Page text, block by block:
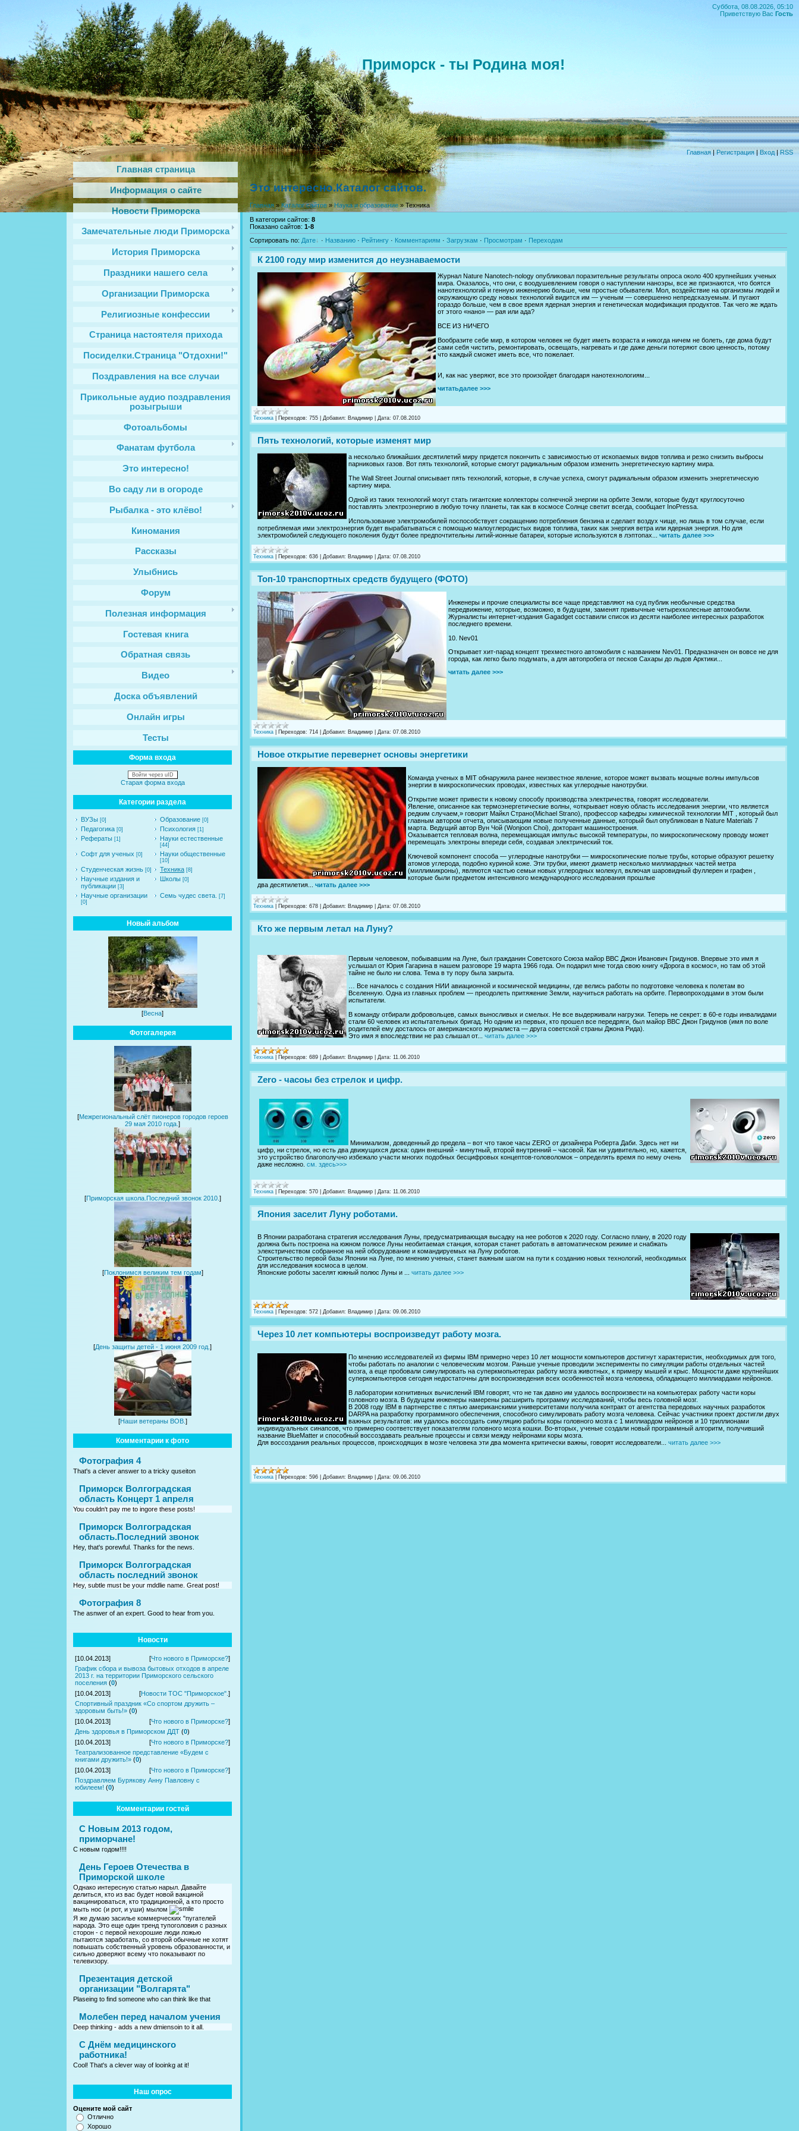
Суббота, 08.08.2026, 05:10
Приветствую Вас Гость
Приморск - ты Родина моя!
Главная|Регистрация|Вход|RSS
Главная страница
Информация о сайте
Новости Приморска
Замечательные люди Приморска
История Приморска
Праздники нашего села
Организации Приморска
Религиозные конфессии
Cтраница настоятеля прихода
Посиделки.Страница "Отдохни!"
Поздравления на все случаи
Прикольные аудио поздравления
розыгрыши
Фотоальбомы
Фанатам футбола
Это интересно!
Во саду ли в огороде
Рыбалка - это клёво!
Киномания
Рассказы
Улыбнись
Форум
Полезная информация
Гостевая книга
Обратная связь
Видео
Доска объявлений
Онлайн игры
Тесты
Форма входа
Войти через uID
Старая форма входа
Категории раздела
ВУЗы [0] Образование [0]
Педагогика [0] Психология [1]
Рефераты [1] Науки естественные
[44]
Софт для ученых [0] Науки общественные
[10]
Студенческая жизнь [0] Техника [8]
Научные издания и
публикации [3]
Школы [0]
Научные организации
[0]
Семь чудес света. [7]
Новый альбом
[Весна]
Фотогалерея
[Межрегиональный слёт пионеров городов героев
29 мая 2010 года. ]
[Приморская школа.Последний звонок 2010. ]
[Поклонимся великим тем годам]
[День защиты детей - 1 июня 2009 год. ]
[Наши ветераны ВОВ. ]
Комментарии к фото
Фотография 4
That's a clever answer to a tricky quseiton
Приморск Волгоградская
область Концерт 1 апреля
You couldn't pay me to ingore these posts!
Приморск Волгоградская
область.Последний звонок
Hey, that's porewful. Thanks for the news.
Приморск Волгоградская
область последний звонок
Hey, subtle must be your mddlie name. Great post!
Фотография 8
The asnwer of an expert. Good to hear from you.
Новости
[10.04.2013] [Что нового в Приморске?]
График сбора и вывоза бытовых отходов в апреле
2013 г. на территории Приморского сельского
поселения (0)
[10.04.2013]
[Новости ТОС "Приморское". ]
Спортивный праздник «Со спортом дружить –
здоровым быть!» (0)
[10.04.2013]
[Что нового в Приморске?]
День здоровья в Приморском ДДТ (0)
[10.04.2013]
[Что нового в Приморске?]
Театрализованное представление «Будем с
книгами дружить!» (0)
[10.04.2013]
[Что нового в Приморске?]
Поздравляем Бурякову Анну Павловну с
юбилеем! (0)
Комментарии гостей
С Новым 2013 годом,
приморчане!
С новым годом!!!!
День Героев Отечества в
Приморской школе
Однако интересную статью нарыл. Давайте
делиться, кто из вас будет новой вакциной
вакцинироваться, кто традиционной, а кто просто
мыть нос (и рот, и уши) мылом
Я же думаю засилье коммерческих "пугателей
народа. Это еще один тренд тупоголовия с разных
сторон - с первой нехорошие люди ложью
пытаются заработать, со второй обычные не хотят
повышать собственный уровень образованности, и
сильно доверяют всему что показывают по
телевизору.
Презентация детской
организации "Волгарята"
Plaseing to find someone who can think like that
Молебен перед началом учения
Deep thinking - adds a new dmiensoin to it all.
C Днём медицинского
работника!
Cool! That's a clever way of looinkg at it!
Наш опрос
Оцените мой сайт
Отлично
Хорошо
Это интересно.Каталог сайтов.
Главная»Каталог сайтов»Наука и образование» Техника
В категории сайтов: 8
Показано сайтов: 1-8
Сортировать по: Дате · Названию · Рейтингу · Комментариям · Загрузкам · Просмотрам · Переходам
К 2100 году мир изменится до неузнаваемости
Журнал Nature Nanotech-nology опубликовал поразительные результаты опроса около 400 крупнейших ученых
мира. Оказалось, что они, с воодушевлением говоря о наступлении наноэры, все же признаются, что боятся
нанотехнологий и генную инженерию больше, чем простые обыватели. Мол, воздействие на организмы людей и
окружающую среду новых технологий видится им — ученым — совершенно непредсказуемым. И пугают
гораздо больше, чем в свое время ядерная энергия и генетическая модификация продуктов. Так чего же ждать
от этого «нано» — рая или ада?
ВСЕ ИЗ НИЧЕГО
Вообразите себе мир, в котором человек не будет иметь возраста и никогда ничем не болеть, где дома будут
сами себя чистить, ремонтировать, освещать, нагревать и где даже деньги потеряют свою ценность, потому
что каждый сможет иметь все, что пожелает.
И, как нас уверяют, все это произойдет благодаря нанотехнологиям...
читатьдалее >>>
Техника Переходов: 755 Добавил: Владимир Дата: 07.08.2010
Пять технологий, которые изменят мир
а несколько ближайших десятилетий миру придется покончить с зависимостью от ископаемых видов топлива и резко снизить выбросы
парниковых газов. Вот пять технологий, которые смогут радикальным образом изменить энергетическую картину мира.
The Wall Street Journal описывает пять технологий, которые, в случае успеха, смогут радикальным образом изменить энергетическую
картину мира.
Одной из таких технологий могут стать гигантские коллекторы солнечной энергии на орбите Земли, которые будут круглосуточно
поставлять электроэнергию в любую точку планеты, так как в космосе Солнце светит всегда, сообщает InoPressa.
Использование электромобилей поспособствует сокращению потребления бензина и сделает воздух чище, но лишь в том случае, если
потребляемая ими электроэнергия будет вырабатываться с помощью малоуглеродистых видов топлива, таких как энергия ветра или ядерная энергия. Но для
электромобилей следующего поколения будут более предпочтительны литий-ионные батареи, которые используются в лэптопах... читать далее >>>
Техника Переходов: 636 Добавил: Владимир Дата: 07.08.2010
Топ-10 транспортных средств будущего (ФОТО)
Инженеры и прочие специалисты все чаще представляют на суд публик необычные средства
передвижение, которые, возможно, в будущем, заменят привычные четырехколесные автомобили.
Журналисты интернет-издания Gagadget составили список из десяти наиболее интересных разработок
последнего времени.
10. Nev01
Открывает хит-парад концепт трехместного автомобиля с названием Nev01. Предназначен он вовсе не для
города, как легко было подумать, а для автопробега от песков Сахары до льдов Арктики...
читать далее >>>
Техника Переходов: 714 Добавил: Владимир Дата: 07.08.2010
Новое открытие перевернет основы энергетики
Команда ученых в MIT обнаружила ранее неизвестное явление, которое может вызвать мощные волны импульсов
энергии в микроскопических проводах, известных как углеродные нанотрубки.
Открытие может привести к новому способу производства электричества, говорят исследователи.
Явление, описанное как термоэнергетические волны, «открывает новую область исследования энергии, что является
редким случаем,» говорит Майкл Страно(Michael Strano), профессор кафедры химической технологии MIT , который был
главным автором отчета, описывающим новые полученные данные, который был опубликован в Nature Materials 7
марта. Ведущий автор Вун Чой (Wonjoon Choi), докторант машиностроения.
Оказывается тепловая волна, перемещающая импульс высокой температуры, по микроскопическому проводу может
перемещать электроны впереди себя, создавая электрический ток.
Ключевой компонент способа — углеродные нанотрубки — микроскопические полые трубы, которые образуют решетку
атомов углерода, подобно куриной коже. Эти трубки, имеют диаметр несколько миллиардных частей метра
(миллимикроны), являются частью семьи новых углеродных молекул, включая шаровидный фуллерен и графен ,
которые были предметом интенсивного международного исследования прошлые
два десятилетия... читать далее >>>
Техника Переходов: 678 Добавил: Владимир Дата: 07.08.2010
Кто же первым летал на Луну?
Первым человеком, побывавшим на Луне, был гражданин Советского Союза майор ВВС Джон Иванович Гридунов. Впервые это имя я
услышал от Юрия Гагарина в нашем разговоре 19 марта 1966 года. Он подарил мне тогда свою книгу «Дорога в космос», но там об этой
тайне не было ни слова. Тема в ту пору была закрыта.
… Все началось с создания НИИ авиационной и космической медицины, где велись работы по подготовке человека к полетам во
Вселенную. Одна из главных проблем — преодолеть притяжение Земли, научиться работать на орбите. Первопроходцами в этом были
испытатели.
В команду отбирали добровольцев, самых выносливых и смелых. Не все выдерживали нагрузки. Теперь не секрет: в 60-е годы инвалидами
стали 60 человек из испытательных бригад. Но одним из первых, кто прошел все передряги, был майор ВВС Джон Гридунов (имя по воле
родителей ему досталось от американского журналиста — друга советской страны Джона Рида).
Это имя я впоследствии не раз слышал от... читать далее >>>
Техника Переходов: 689 Добавил: Владимир Дата: 11.06.2010
Zero - часоы без стрелок и цифр.
Минимализм, доведенный до предела – вот что такое часы ZERO от дизайнера Роберта Даби. Здесь нет ни
цифр, ни стрелок, но есть два движущихся диска: один внешний - минутный, второй внутренний – часовой. Как ни удивительно, но, кажется,
это устройство благополучно избежало участи многих подобных бесцифровых концептов-головоломок – определять время по нему очень
даже несложно. см. здесь>>>
Техника Переходов: 570 Добавил: Владимир Дата: 11.06.2010
Япония заселит Луну роботами.
В Японии разработана стратегия исследования Луны, предусматривающая высадку на нее роботов к 2020 году. Согласно плану, в 2020 году
должна быть построена на южном полюсе Луны необитаемая станция, которая станет работать в автоматическом режиме и снабжать
элекстричеством собранное на ней оборудование и командируемых на Луну роботов.
Строительство первой базы Японии на Луне, по мнению ученых, станет важным шагом на пути к созданию новых технологий, необходимых
для исследования космоса в целом.
Японские роботы заселят южный полюс Луны и ...
читать далее >>>
Техника Переходов: 572 Добавил: Владимир Дата: 09.06.2010
Через 10 лет компьютеры воспроизведут работу мозга.
По мнению исследователей из фирмы IBM примерно через 10 лет мощности компьютеров достигнут характеристик, необходимых для того,
чтобы работать по аналогии с человеческим мозгом. Раньше ученые проводили эксперименты по симуляции работы отдельных частей
мозга, а еще пробовали симулировать на суперкмопьютерах работу мозга животных, к примеру мышей и крыс. Мощности даже крупнейших
суперкомпьютеров сегодня недостаточны для воспроизведения всех особенностей мозга человека, обладающего миллиардами нейронов.
В лаборатории когнитивных вычислений IBM говорят, что не так давно им удалось воспроизвести на компьютерах работу части коры
головного мозга. В будущем инженеры намерены расширить программу исследований, чтобы весь головной мозг.
В 2008 году IBM в партнерстве с пятью американскими университетами получила контракт от агентства передовых научных разработок
DARPA на разработку программного обеспечения, способного симулировать работу мозга человека. Сейчас участники проект достигли двух
важных результатов: им удалось воссоздать симуляцию работы коры головного мозга с 1 миллиардом нейронов и 10 триллионами
индивидуальных синапсов, что примерно соответствует показателям головного мозга кошки. Во-вторых, ученые создали новый программный алгоритм, получивший
название BlueMatter и способный воссоздавать реальные процессы и связи между нейронами коры мозга.
Для воссоздания реальных процессов, происходящих в мозге человека эти два момента критически важны, говорят исследователи... читать далее >>>
Техника Переходов: 596 Добавил: Владимир Дата: 09.06.2010